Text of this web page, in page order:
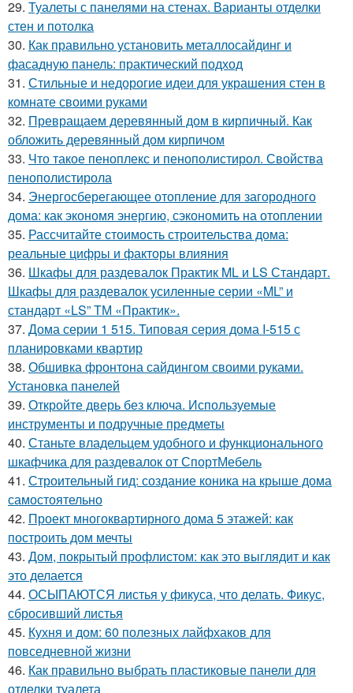
29. Туалеты с панелями на стенах. Варианты отделки
стен и потолка
30. Как правильно установить металлосайдинг и
фасадную панель: практический подход
31. Стильные и недорогие идеи для украшения стен в
комнате своими руками
32. Превращаем деревянный дом в кирпичный. Как
обложить деревянный дом кирпичом
33. Что такое пеноплекс и пенополистирол. Свойства
пенополистирола
34. Энергосберегающее отопление для загородного
дома: как экономя энергию, сэкономить на отоплении
35. Рассчитайте стоимость строительства дома:
реальные цифры и факторы влияния
36. Шкафы для раздевалок Практик ML и LS Стандарт.
Шкафы для раздевалок усиленные серии «ML” и
стандарт «LS” ТМ «Практик».
37. Дома серии 1 515. Типовая серия дома I-515 с
планировками квартир
38. Обшивка фронтона сайдингом своими руками.
Установка панелей
39. Откройте дверь без ключа. Используемые
инструменты и подручные предметы
40. Станьте владельцем удобного и функционального
шкафчика для раздевалок от СпортМебель
41. Строительный гид: создание коника на крыше дома
самостоятельно
42. Проект многоквартирного дома 5 этажей: как
построить дом мечты
43. Дом, покрытый профлистом: как это выглядит и как
это делается
44. ОСЫПАЮТСЯ листья у фикуса, что делать. Фикус,
сбросивший листья
45. Кухня и дом: 60 полезных лайфхаков для
повседневной жизни
46. Как правильно выбрать пластиковые панели для
отделки туалета